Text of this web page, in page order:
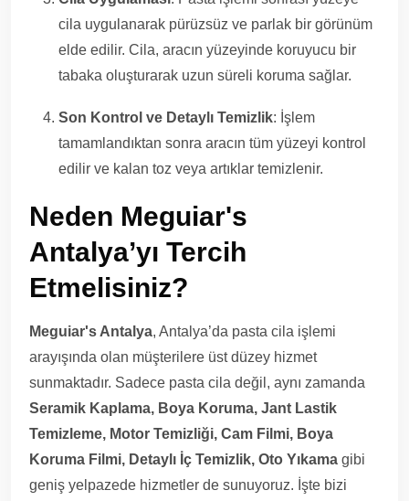
cila uygulanarak pürüzsüz ve parlak bir görünüm
elde edilir. Cila, aracın yüzeyinde koruyucu bir
tabaka oluşturarak uzun süreli koruma sağlar.
Son Kontrol ve Detaylı Temizlik: İşlem
tamamlandıktan sonra aracın tüm yüzeyi kontrol
edilir ve kalan toz veya artıklar temizlenir.
Neden Meguiar's
Antalya’yı Tercih
Etmelisiniz?
Meguiar's Antalya, Antalya’da pasta cila işlemi
arayışında olan müşterilere üst düzey hizmet
sunmaktadır. Sadece pasta cila değil, aynı zamanda
Seramik Kaplama, Boya Koruma, Jant Lastik
Temizleme, Motor Temizliği, Cam Filmi, Boya
Koruma Filmi, Detaylı İç Temizlik, Oto Yıkama gibi
geniş yelpazede hizmetler de sunuyoruz. İşte bizi